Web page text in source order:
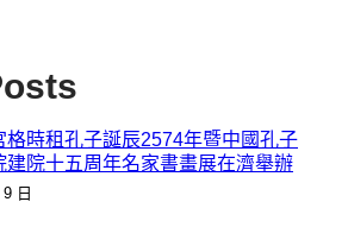
格時租孔子誕辰2574年暨中國孔子
建院十五周年名家書畫展在濟舉辦
日